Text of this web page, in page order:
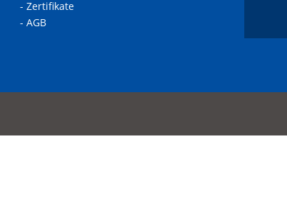
- Zertifikate
- AGB